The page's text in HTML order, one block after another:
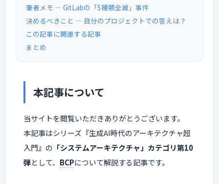
筆者メモ ― GitLabの「5種類全滅」事件
決めるべきこと — 自分のプロジェクトでの答えは？
この記事に関連する記事
まとめ
本記事について
当サイトを閲覧いただきありがとうございます。
本記事はシリーズ『生成AI時代のアーキテクチャ超
入門』の 「システムアーキテクチャ」カテゴリ第10
弾として、 BCPについて解説する記事です。